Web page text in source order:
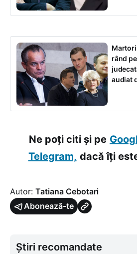
rând
audiat
Ne poți citi și pe
Telegram, dacă îți
Autor: Tatiana Cebotari
Abonează-te
Știri recomandate